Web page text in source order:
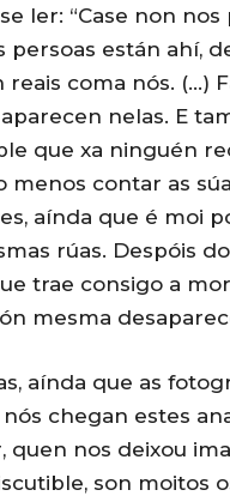
ler: “Case non nos
persoas están ahí,
coma nós. (…)
nelas. E
que xa ninguén
contar as
aínda que é moi
rúas. Despóis
trae consigo a
mesma
aínda que as
chegan estes
quen nos deixou
son moitos